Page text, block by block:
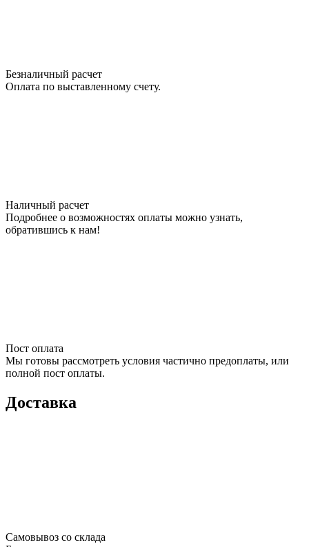
я
ознакомлен
Безналичный расчет
Оплата по выставленному счету.
Наличный расчет
Подробнее о возможностях оплаты можно узнать,
обратившись к нам!
Пост оплата
Мы готовы рассмотреть условия частично предоплаты, или
полной пост оплаты.
Доставка
Самовывоз со склада